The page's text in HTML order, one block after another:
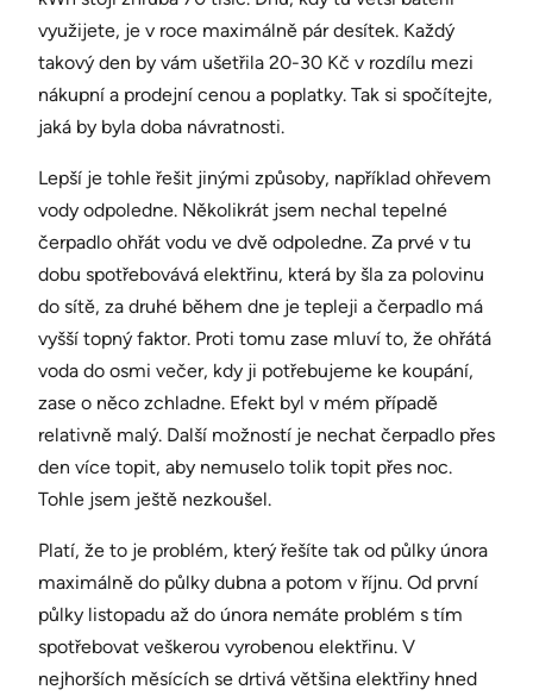
využijete, je v roce maximálně pár desítek. Každý
takový den by vám ušetřila 20-30 Kč v rozdílu mezi
nákupní a prodejní cenou a poplatky. Tak si spočítejte,
jaká by byla doba návratnosti.
Lepší je tohle řešit jinými způsoby, například ohřevem
vody odpoledne. Několikrát jsem nechal tepelné
čerpadlo ohřát vodu ve dvě odpoledne. Za prvé v tu
dobu spotřebovává elektřinu, která by šla za polovinu
do sítě, za druhé během dne je tepleji a čerpadlo má
vyšší topný faktor. Proti tomu zase mluví to, že ohřátá
voda do osmi večer, kdy ji potřebujeme ke koupání,
zase o něco zchladne. Efekt byl v mém případě
relativně malý. Další možností je nechat čerpadlo přes
den více topit, aby nemuselo tolik topit přes noc.
Tohle jsem ještě nezkoušel.
Platí, že to je problém, který řešíte tak od půlky února
maximálně do půlky dubna a potom v říjnu. Od první
půlky listopadu až do února nemáte problém s tím
spotřebovat veškerou vyrobenou elektřinu. V
nejhorších měsících se drtivá většina elektřiny hned